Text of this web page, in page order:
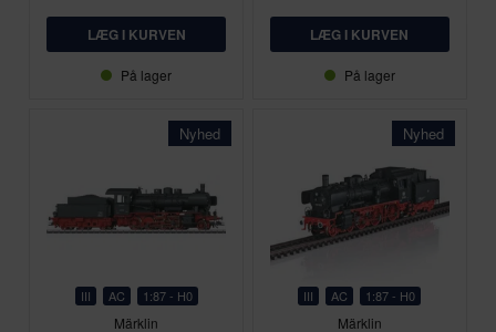
På lager På lager
Nyhed
III AC 1:87 - H0
Märklin
Nyhed
III AC 1:87 - H0
Märklin